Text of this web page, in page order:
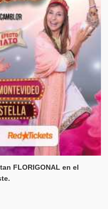
FLORIGONAL en el